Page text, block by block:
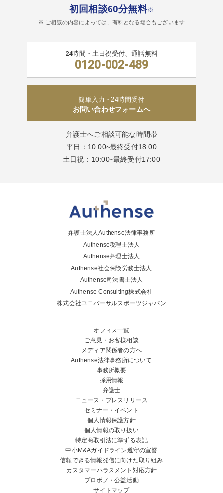
初回相談60分無料※
※ ご相談の内容によっては、有料となる場合もございます
24時間・土日祝受付、通話無料
0120-002-489
簡単入力・24時間受付
お問い合わせフォームへ
弁護士へご相談可能な時間帯
平日：10:00~最終受付18:00
土日祝：10:00~最終受付17:00
弁護士法人Authense法律事務所
Authense税理士法人
Authense弁理士法人
Authense社会保険労務士法人
Authense司法書士法人
Authense Consulting株式会社
株式会社ユニバーサルスポーツジャパン
オフィス一覧
ご意見・お客様相談
メディア関係者の方へ
Authense法律事務所について
事務所概要
採用情報
弁護士
ニュース・プレスリリース
セミナー・イベント
個人情報保護方針
個人情報の取り扱い
特定商取引法に準ずる表記
中小M&Aガイドライン遵守の宣誓
信頼できる情報発信に向けた取り組み
カスタマーハラスメント対応方針
プロボノ・公益活動
サイトマップ